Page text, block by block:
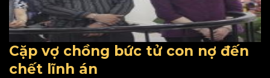
Cặp vợ chồng bức tử con nợ đến
chết lĩnh án